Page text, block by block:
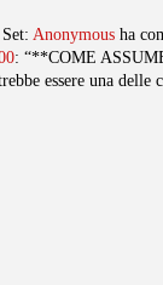
Anonymous ha
: “**COME
essere una